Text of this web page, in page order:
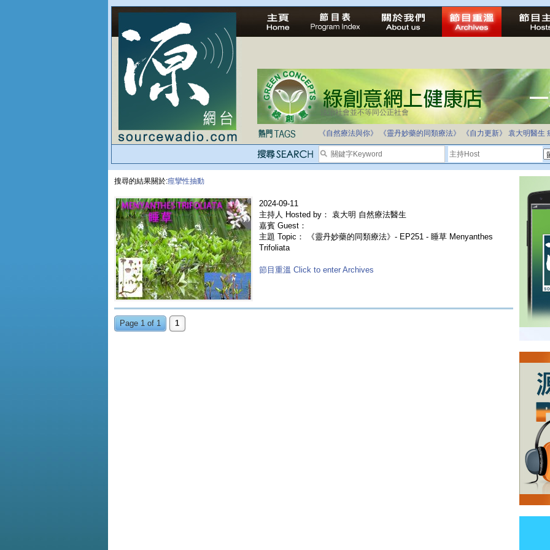
法治社會並不等同公正社會
《自然療法與你》 《靈丹妙藥的同類療法》 《自力更新》 袁大明醫生
搜尋的結果關於:痙攣性抽動
2024-09-11
主持人 Hosted by： 袁大明 自然療法醫生
嘉賓 Guest：
主題 Topic： 《靈丹妙藥的同類療法》- EP251 - 睡草 Menyanthes
Trifoliata
節目重溫 Click to enter Archives
Page 1 of 1 1